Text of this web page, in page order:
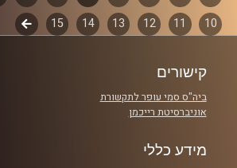
קרדיט תמונות: AudioVersity
פרקים
10
11
12
13
14
15
לשלב
קישורים
ביה"ס סמי עופר לתקשורת
אוניברסיטת רייכמן
מידע כללי